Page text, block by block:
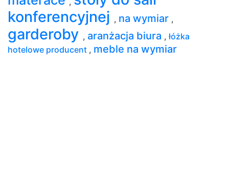
konferencyjnej , na wymiar ,
garderoby , aranżacja biura , łóżka
hotelowe producent , meble na wymiar